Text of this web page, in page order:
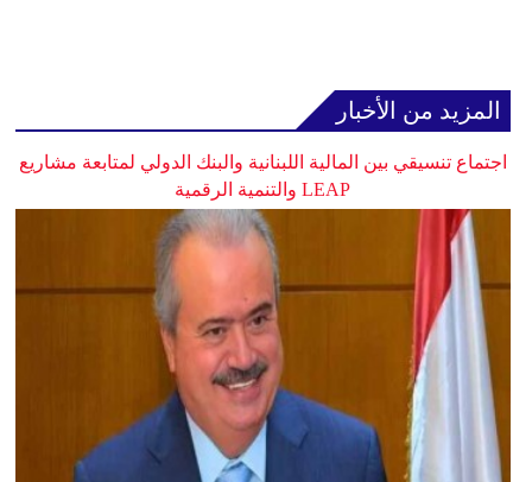
المزيد من الأخبار
اجتماع تنسيقي بين المالية اللبنانية والبنك الدولي لمتابعة مشاريع
LEAP والتنمية الرقمية